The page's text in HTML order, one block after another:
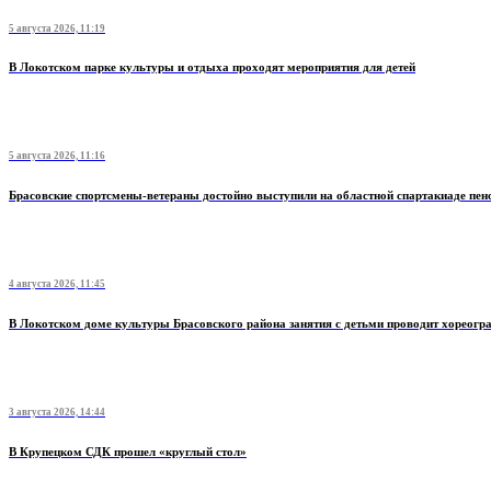
5 августа 2026, 11:19
В Локотском парке культуры и отдыха проходят мероприятия для детей
5 августа 2026, 11:16
Брасовские спортсмены-ветераны достойно выступили на областной спартакиаде
4 августа 2026, 11:45
В Локотском доме культуры Брасовского района занятия с детьми проводит
3 августа 2026, 14:44
В Крупецком СДК прошел «круглый стол»